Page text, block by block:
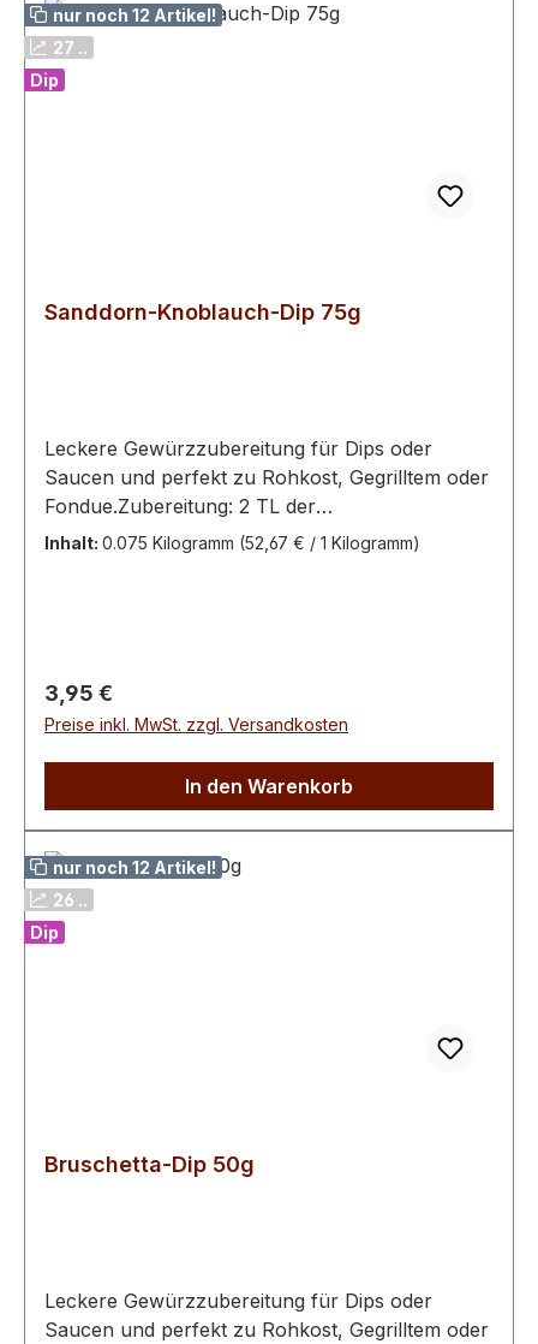
nur noch 12 Artikel!
27 ..
Dip
Sanddorn-Knoblauch-Dip 75g
Leckere Gewürzzubereitung für Dips oder
Saucen und perfekt zu Rohkost, Gegrilltem oder
Fondue.Zubereitung: 2 TL der
Gewürzzubereitung mit 250 g Quark, Joghurt
Inhalt: 0.075 Kilogramm (52,67 € / 1 Kilogramm)
Regulärer Preis:
3,95 €
Preise inkl. MwSt. zzgl. Versandkosten
In den Warenkorb
nur noch 12 Artikel!
26 ..
Dip
Bruschetta-Dip 50g
Leckere Gewürzzubereitung für Dips oder
Saucen und perfekt zu Rohkost, Gegrilltem oder